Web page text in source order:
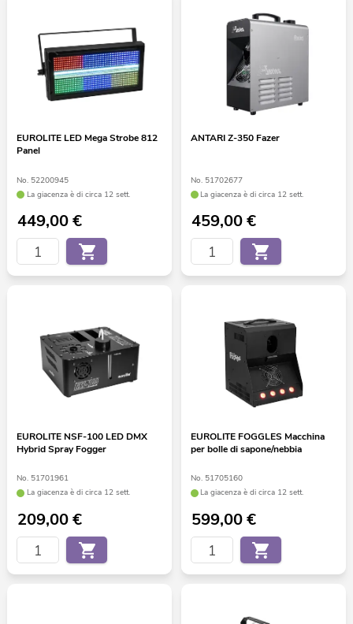
EUROLITE LED Mega Strobe 812
Panel
No. 52200945
La giacenza è di circa 12 sett.
449,00€
ANTARI Z-350 Fazer
No. 51702677
La giacenza è di circa 12 sett.
459,00€
EUROLITE NSF-100 LED DMX
Hybrid Spray Fogger
No. 51701961
La giacenza è di circa 12 sett.
209,00€
EUROLITE FOGGLES Macchina
per bolle di sapone/nebbia
No. 51705160
La giacenza è di circa 12 sett.
599,00€